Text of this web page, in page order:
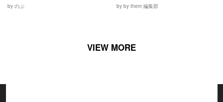
by のぶ by by them 編集部
VIEW MORE